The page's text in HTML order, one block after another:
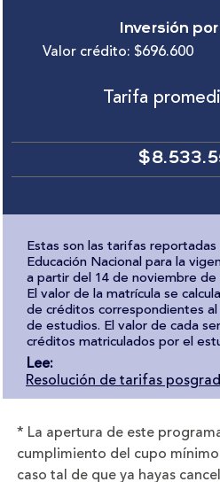
Inversión
Valor crédito: $696.600
Tarifa
Estas son las tarifas
Educación Nacional para la
a partir del 14 de noviembre de
El valor de la matrícula se
de créditos correspondientes
de estudios. El valor de cada
créditos matriculados por el
Lee:
Resolución de tarifas
* La apertura de este
cumplimiento del cupo
caso tal de que ya hayas